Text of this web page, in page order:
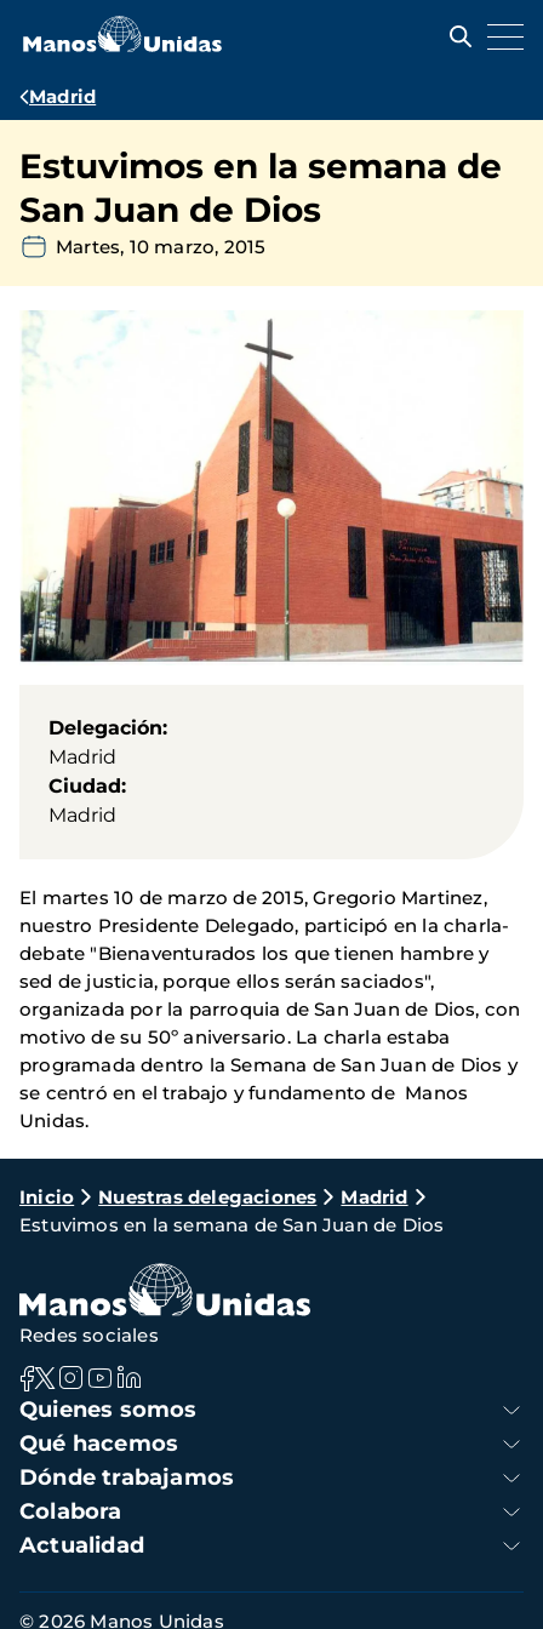
contenido
Ruta
navegación
Madrid
Estuvimos en la semana de
San Juan de Dios
Martes, 10 marzo, 2015
Delegación
Madrid
Ciudad
Madrid
El martes 10 de marzo de 2015, Gregorio Martinez,
nuestro Presidente Delegado, participó en la charla-
debate "Bienaventurados los que tienen hambre y
sed de justicia, porque ellos serán saciados",
organizada por la parroquia de San Juan de Dios, con
motivo de su 50º aniversario. La charla estaba
programada dentro la Semana de San Juan de Dios y
se centró en el trabajo y fundamento de Manos
Unidas.
Ruta
de
navegación
Inicio Nuestras delegaciones
Madrid
Estuvimos en la semana de San Juan de Dios
Navegación
principal
Quienes somos
Qué hacemos
Dónde trabajamos
Colabora
Actualidad
Redes sociales
Información
© 2026 Manos Unidas